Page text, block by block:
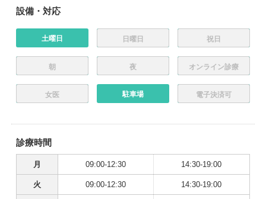
設備・対応
土曜日 日曜日 祝日
朝 夜 オンライン診療
女医 駐車場 電子決済可
診療時間
月 09:00-12:30 14:30-19:00
火 09:00-12:30 14:30-19:00